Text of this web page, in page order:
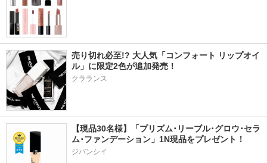
売り切れ必至!? 大人気「コンフォート リップオイ
ル」に限定2色が追加発売！
クラランス
【現品30名様】「プリズム･リーブル･グロウ･セラ
ジバンシイ